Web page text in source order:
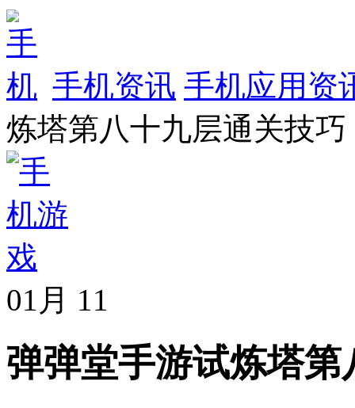
手机资讯 手机应用资
炼塔第八十九层通关技巧
01月 11
弹弹堂手游试炼塔